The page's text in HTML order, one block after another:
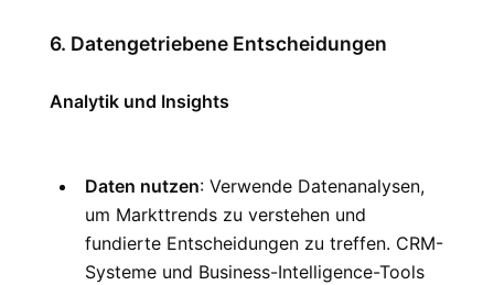
6. Datengetriebene Entscheidungen
Analytik und Insights
Daten nutzen: Verwende Datenanalysen,
um Markttrends zu verstehen und
fundierte Entscheidungen zu treffen. CRM-
Systeme und Business-Intelligence-Tools